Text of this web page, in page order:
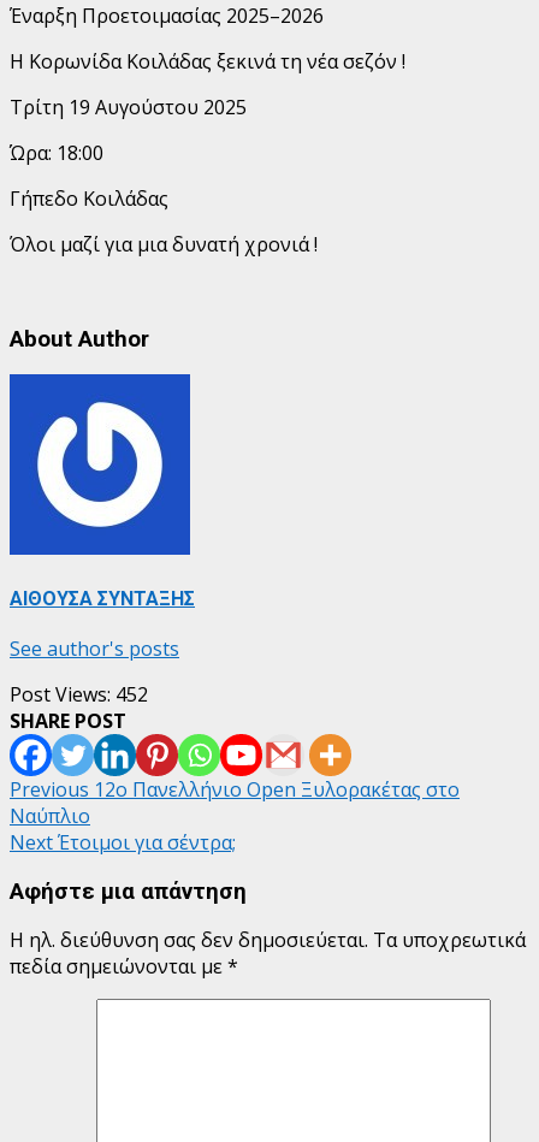
Έναρξη Προετοιμασίας 2025–2026
Η Κορωνίδα Κοιλάδας ξεκινά τη νέα σεζόν !
Τρίτη 19 Αυγούστου 2025
Ώρα: 18:00
Γήπεδο Κοιλάδας
Όλοι μαζί για μια δυνατή χρονιά !
About Author
ΑΙΘΟΥΣΑ ΣΥΝΤΑΞΗΣ
See author's posts
Post Views: 452
SHARE POST
Post
navigation
Previous 12ο Πανελλήνιο Open Ξυλορακέτας στο
Ναύπλιο
NextΈτοιμοι για σέντρα;
Αφήστε μια απάντηση
Η ηλ. διεύθυνση σας δεν δημοσιεύεται. Τα υποχρεωτικά
πεδία σημειώνονται με*